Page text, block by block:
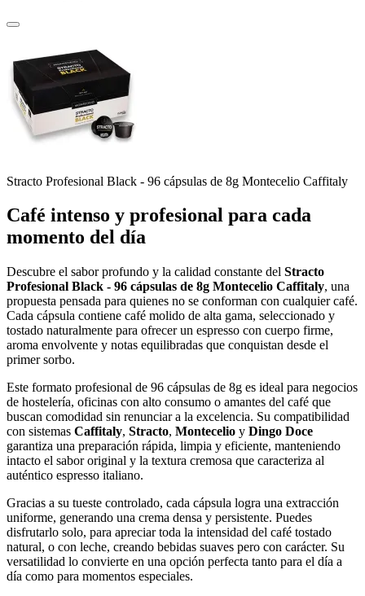
Stracto Profesional Black - 96 cápsulas de 8g Montecelio Caffitaly
Café intenso y profesional para cada
momento del día
Descubre el saborprofundo y la calidad constante del Stracto
Profesional Black - 96 cápsulas de 8g Montecelio Caffitaly, una
propuesta pensada para quienes no se conforman con cualquiercafé.
Cada cápsula contiene café molido de alta gama, seleccionado y
tostado naturalmente para ofrecerun espresso con cuerpo firme,
aroma envolvente y notas equilibradas que conquistan desde el
primersorbo.
Este formato profesional de 96 cápsulas de 8g es ideal para negocios
de hostelería, oficinas con alto consumo o amantes del café que
buscan comodidad sin renunciara la excelencia. Su compatibilidad
con sistemas Caffitaly, Stracto, Montecelio y Dingo Doce
garantiza una preparación rápida, limpia y eficiente, manteniendo
intacto el sabororiginal y la textura cremosa que caracteriza al
auténtico espresso italiano.
Gracias a su tueste controlado, cada cápsula logra una extracción
uniforme, generando una crema densa y persistente. Puedes
disfrutarlo solo, para apreciartoda la intensidad del café tostado
natural, o con leche, creando bebidas suaves pero con carácter. Su
versatilidad lo convierte en una opción perfecta tanto para el día a
día como para momentos especiales.